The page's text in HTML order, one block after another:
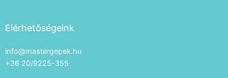
Elérhetőségeink
info@mastergepek.hu
+36 20/9225-355